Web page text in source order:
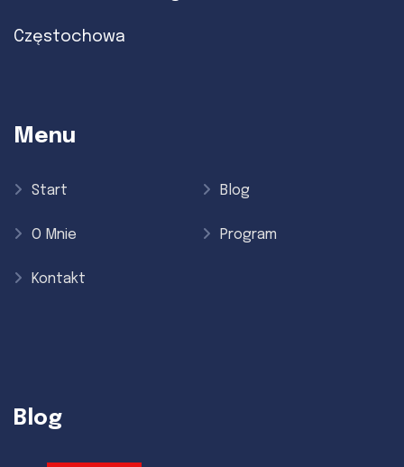
Częstochowa
Menu
Start Blog
O Mnie Program
Kontakt
Blog